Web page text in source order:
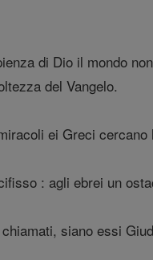
di Dio il mondo
del Vangelo.
ei Greci cercano
: agli ebrei un
siano essi